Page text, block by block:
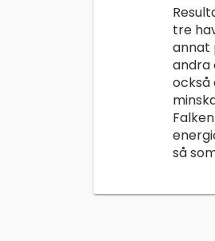
tre
annat
andra
också
så